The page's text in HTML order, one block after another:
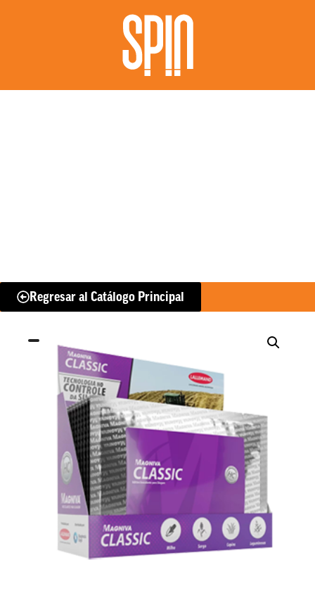
Regresar al Catálogo Principal